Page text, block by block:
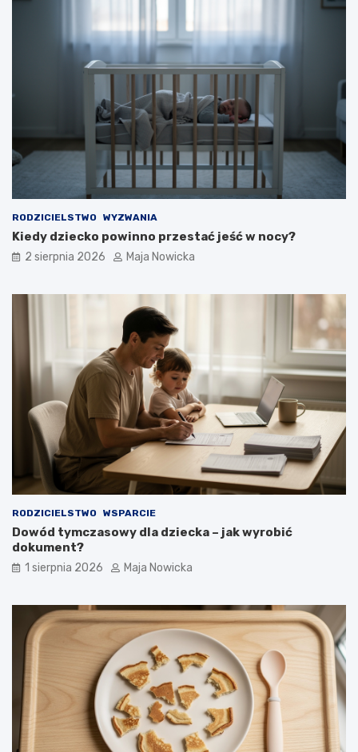
RODZICIELSTWO WYZWANIA
Kiedy dziecko powinno przestać jeść w nocy?
2 sierpnia 2026 Maja Nowicka
RODZICIELSTWO WSPARCIE
Dowód tymczasowy dla dziecka – jak wyrobić
dokument?
1 sierpnia 2026 Maja Nowicka